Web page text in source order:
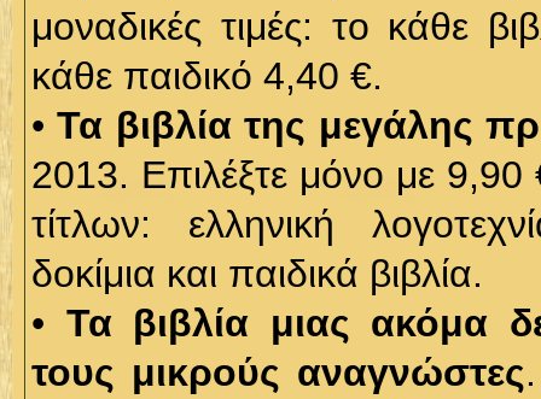
μοναδικές τιμές: το κάθε
κάθε παιδικό 4,40 €.
•Τα βιβλία της μεγάλης
2013. Επιλέξτε μόνο με 9,90
τίτλων: ελληνική
δοκίμια και παιδικά βιβλία.
• Τα βιβλία μιας ακόμα
τους μικρούς αναγνώστες